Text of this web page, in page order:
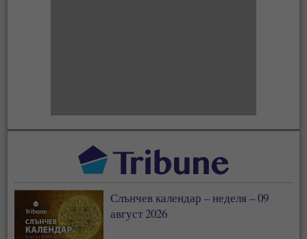
Слънчев календар – неделя – 09
август 2026